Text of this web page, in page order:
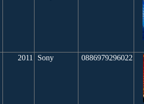
2011 Sony 0886979296022